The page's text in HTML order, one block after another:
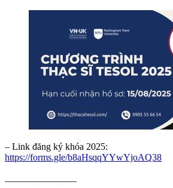
– Link đăng ký khóa 2025:
https://forms.gle/b8aHsqqYYwYjoAQ38